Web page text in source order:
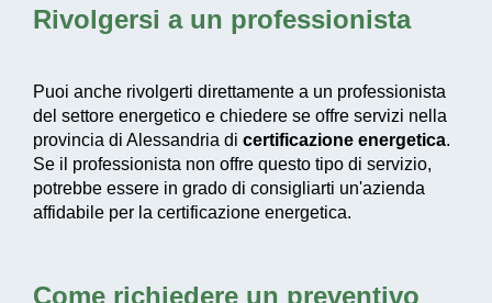
Rivolgersi a un professionista
Puoi anche rivolgerti direttamente a un professionista
del settore energetico e chiedere se offre servizi nella
provincia di Alessandria di certificazione energetica.
Se il professionista non offre questo tipo di servizio,
potrebbe essere in grado di consigliarti un'azienda
affidabile per la certificazione energetica.
Come richiedere un preventivo